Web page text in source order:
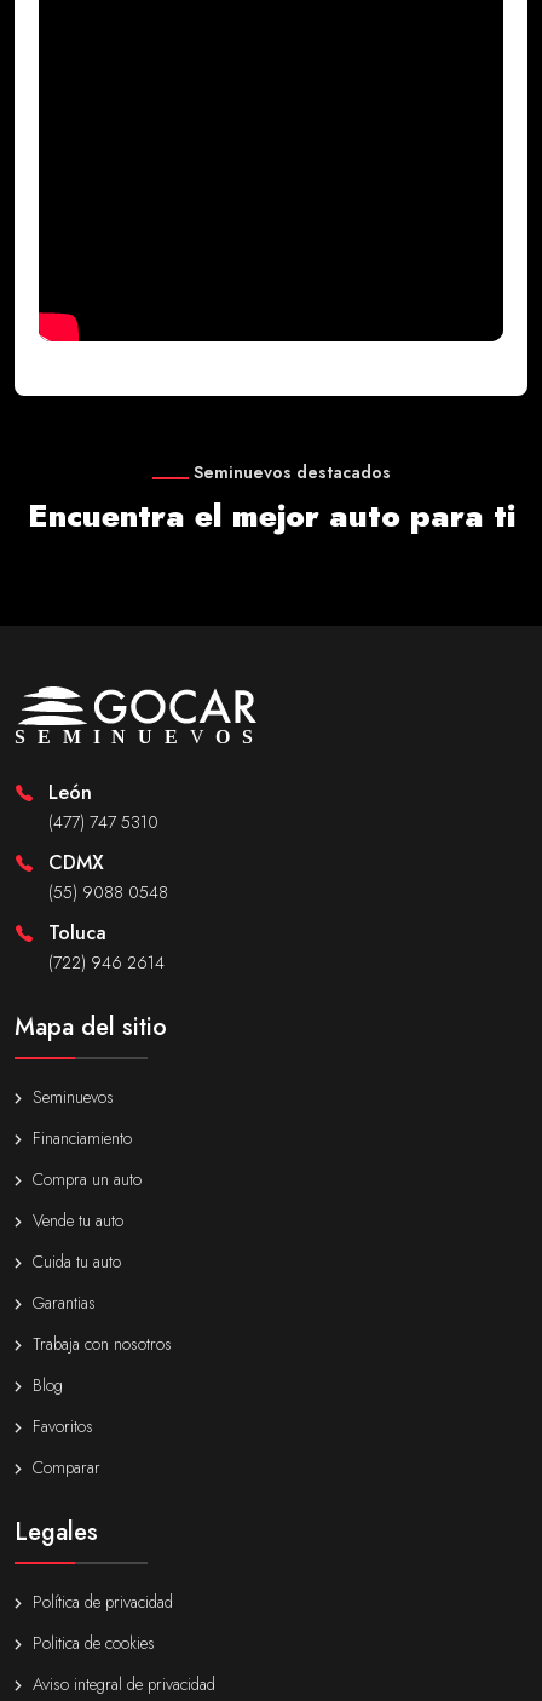
Seminuevos destacados
Encuentra el mejor auto para ti
León
(477) 747 5310
CDMX
(55) 9088 0548
Toluca
(722) 946 2614
Mapa del sitio
Seminuevos
Financiamiento
Compra un auto
Vende tu auto
Cuida tu auto
Garantias
Trabaja con nosotros
Blog
Favoritos
Comparar
Legales
Política de privacidad
Politica de cookies
Aviso integral de privacidad